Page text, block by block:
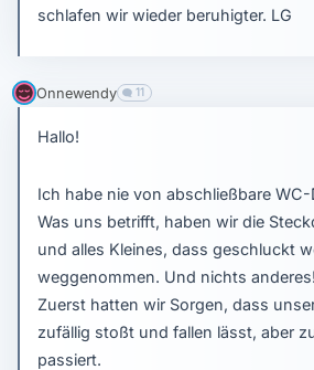
schlafen wir wieder beruhigter. LG
Onnewendy 11
Hallo!
Ich habe nie von abschließbare
Was uns betrifft, haben wir die
und alles Kleines, dass geschluckt
weggenommen. Und nichts
Zuerst hatten wir Sorgen, dass
zufällig stoßt und fallen lässt, aber
passiert.